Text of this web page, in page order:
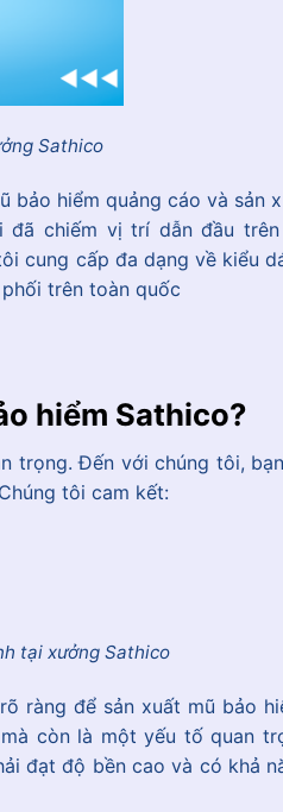
Sathico
bảo hiểm quảng cáo và sản
đã chiếm vị trí dẫn đầu
cung cấp đa dạng về kiểu
trên toàn quốc
hiểm Sathico?
trọng. Đến với chúng tôi,
tôi cam kết:
tại xưởng Sathico
ràng để sản xuất mũ bảo
còn là một yếu tố quan
đạt độ bền cao và có khả